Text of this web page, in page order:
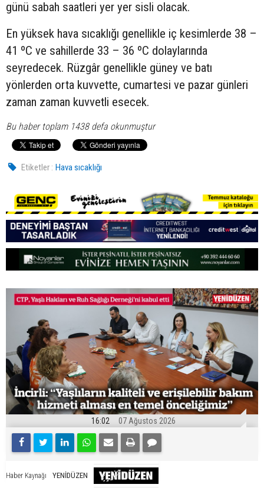
günü sabah saatleri yer yer sisli olacak.
En yüksek hava sıcaklığı genellikle iç kesimlerde 38 –
41 ºC ve sahillerde 33 – 36 ºC dolaylarında
seyredecek. Rüzgâr genellikle güney ve batı
yönlerden orta kuvvette, cumartesi ve pazar günleri
zaman zaman kuvvetli esecek.
Bu haber toplam 1438 defa okunmuştur
Etiketler : Hava sıcaklığı
16:02 07 Ağustos 2026
Haber Kaynağı YENİDÜZEN